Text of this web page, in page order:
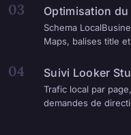
03 Optimisation
Schema
Maps, balises title
04 Suivi Looker
Trafic local par
demandes de